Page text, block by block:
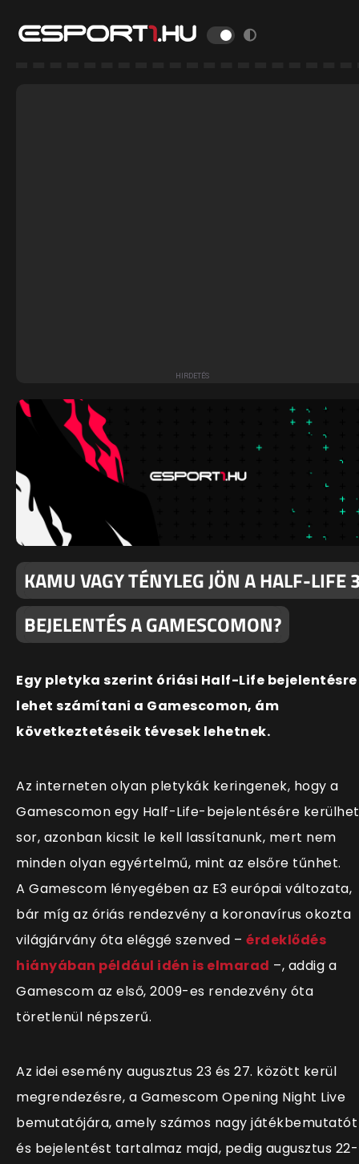
KAMU VAGY TÉNYLEG JÖN A HALF-LIFE
BEJELENTÉS A GAMESCOMON?
Egy pletyka szerint óriási Half-Life bejelentésre
lehet számítani a Gamescomon, ám
következtetéseik tévesek lehetnek.
Az interneten olyan pletykák keringenek, hogy a
Gamescomon egy Half-Life-bejelentésére kerülhet
sor, azonban kicsit le kell lassítanunk, mert nem
minden olyan egyértelmű, mint az elsőre tűnhet.
A Gamescom lényegében az E3 európai változata,
bár míg az óriás rendezvény a koronavírus okozta
világjárvány óta eléggé szenved – érdeklődés
hiányában például idén is elmarad –, addig a
Gamescom az első, 2009-es rendezvény óta
töretlenül népszerű.
Az idei esemény augusztus 23 és 27. között kerül
megrendezésre, a Gamescom Opening Night Live
bemutatójára, amely számos nagy játékbemutatót
és bejelentést tartalmaz majd, pedig augusztus 22-